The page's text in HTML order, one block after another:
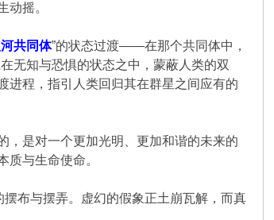
动摇。
共同体”的状态过渡——在那个共同体中，
无知与恐惧的状态之中，蒙蔽人类的双
进程，指引人类回归其在群星之间应有的
，是对一个更加光明、更加和谐的未来的
质与生命使命。
布与摆弄。虚幻的假象正土崩瓦解，而真